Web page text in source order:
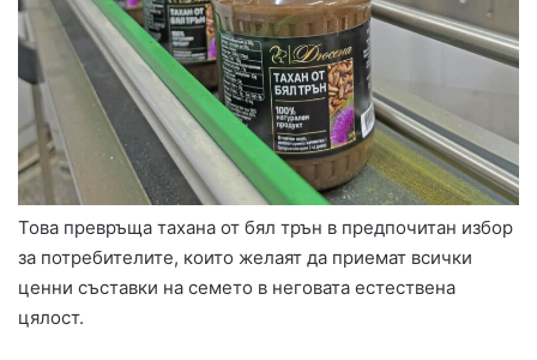
Това превръща тахана от бял трън в предпочитан избор
за потребителите, които желаят да приемат всички
ценни съставки на семето в неговата естествена
цялост.